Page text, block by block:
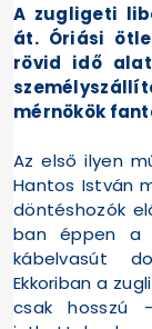
A zugligeti
át. Óriási
rövid idő
mérnökök
Az első ilyen
Hantos István
döntéshozók
ban éppen a
kábelvasút
Ekkoriban a
csak hosszú